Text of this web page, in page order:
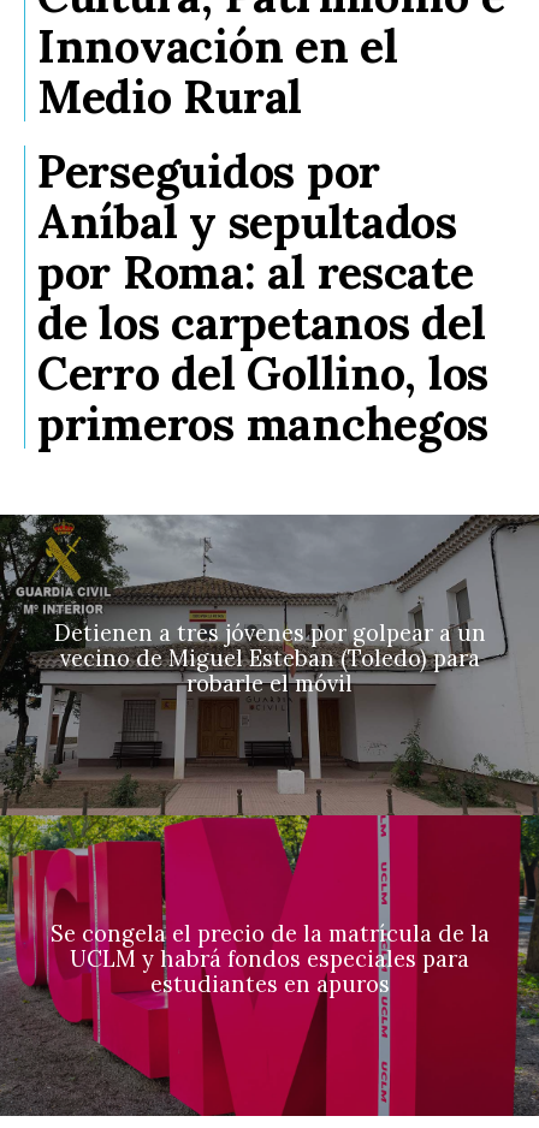
Innovación en el
Medio Rural
Perseguidos por
Aníbal y sepultados
por Roma: al rescate
de los carpetanos del
Cerro del Gollino, los
primeros manchegos
Detienen a tres jóvenes por golpear a un
vecino de Miguel Esteban (Toledo) para
robarle el móvil
Se congela el precio de la matrícula de la
UCLM y habrá fondos especiales para
estudiantes en apuros